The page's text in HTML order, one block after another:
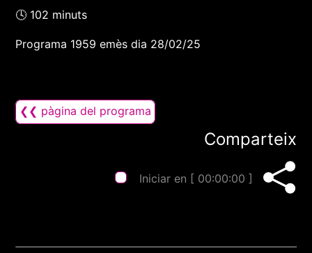
🕓 102 minuts
Programa 1959 emès dia 28/02/25
❮❮ pàgina del programa
Comparteix
Iniciar en [ 00:00:00 ]